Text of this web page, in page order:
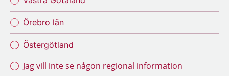
Örebro län
Östergötland
Jag vill inte se någon regional information